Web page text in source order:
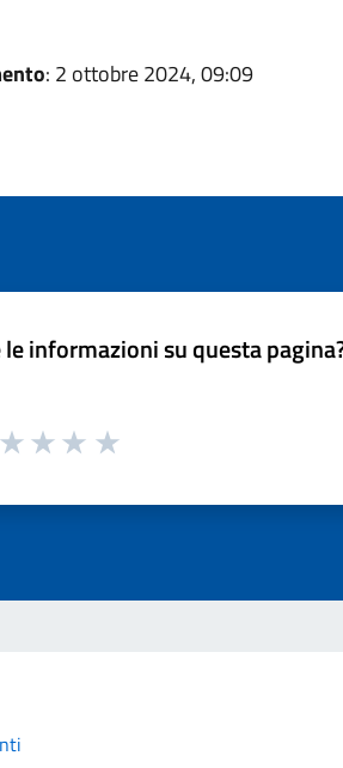
: 2 ottobre 2024, 09:09
informazioni su questa